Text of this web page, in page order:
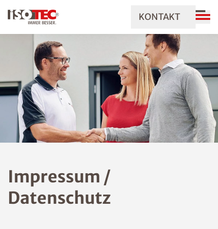
KONTAKT
Impressum /
Datenschutz